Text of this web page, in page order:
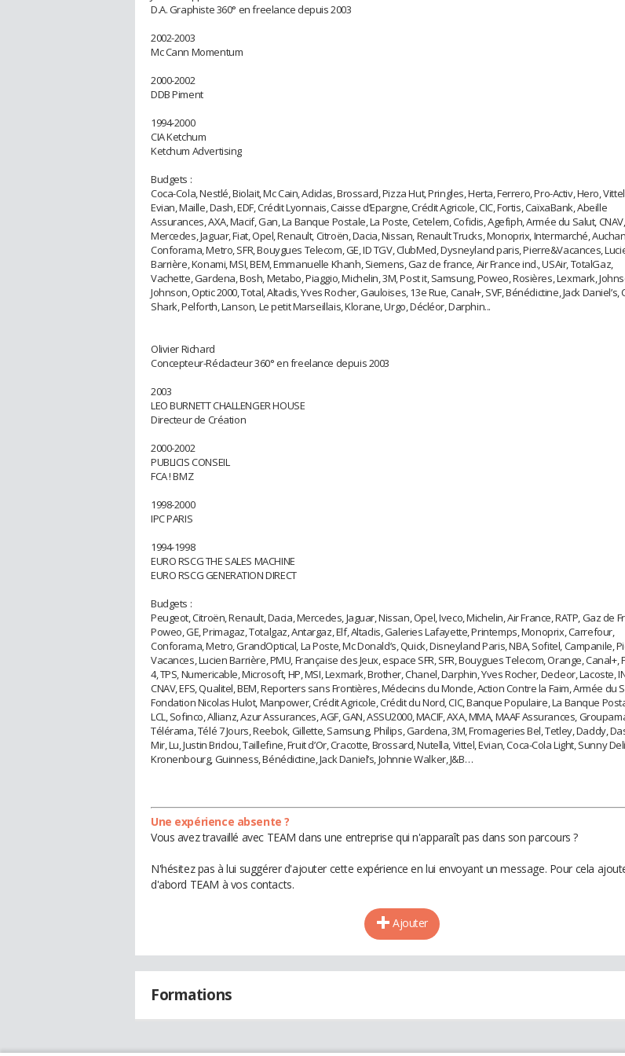
D.A. Graphiste 360° en freelance depuis 2003
2002-2003
Mc Cann Momentum
2000-2002
DDB Piment
1994-2000
CIA Ketchum
Ketchum Advertising
Budgets :
Coca-Cola, Nestlé, Biolait, Mc Cain, Adidas, Brossard, Pizza Hut, Pringles, Herta, Ferrero, Pro-Activ, Hero,
Evian, Maille, Dash, EDF, Crédit Lyonnais, Caisse d’Epargne, Crédit Agricole, CIC, Fortis, CaïxaBank, Abeille
Assurances, AXA, Macif, Gan, La Banque Postale, La Poste, Cetelem, Cofidis, Agefiph, Armée du Salut, CNAV,
Mercedes, Jaguar, Fiat, Opel, Renault, Citroën, Dacia, Nissan, Renault Trucks, Monoprix, Intermarché,
Conforama, Metro, SFR, Bouygues Telecom, GE, ID TGV, ClubMed, Dysneyland paris, Pierre&Vacances,
Barrière, Konami, MSI, BEM, Emmanuelle Khanh, Siemens, Gaz de france, Air France ind., USAir, TotalGaz,
Vachette, Gardena, Bosh, Metabo, Piaggio, Michelin, 3M, Post it, Samsung, Poweo, Rosières, Lexmark,
Johnson, Optic 2000, Total, Altadis, Yves Rocher, Gauloises, 13e Rue, Canal+, SVF, Bénédictine, Jack Daniel’s,
Shark, Pelforth, Lanson, Le petit Marseillais, Klorane, Urgo, Décléor, Darphin...
Olivier Richard
Concepteur-Rédacteur 360° en freelance depuis 2003
2003
LEO BURNETT CHALLENGER HOUSE
Directeur de Création
2000-2002
PUBLICIS CONSEIL
FCA ! BMZ
1998-2000
IPC PARIS
1994-1998
EURO RSCG THE SALES MACHINE
EURO RSCG GENERATION DIRECT
Budgets :
Peugeot, Citroën, Renault, Dacia, Mercedes, Jaguar, Nissan, Opel, Iveco, Michelin, Air France, RATP, Gaz de
Poweo, GE, Primagaz, Totalgaz, Antargaz, Elf, Altadis, Galeries Lafayette, Printemps, Monoprix, Carrefour,
Conforama, Metro, GrandOptical, La Poste, Mc Donald’s, Quick, Disneyland Paris, NBA, Sofitel, Campanile,
Vacances, Lucien Barrière, PMU, Française des Jeux, espace SFR, SFR, Bouygues Telecom, Orange, Canal+,
4, TPS, Numericable, Microsoft, HP, MSI, Lexmark, Brother, Chanel, Darphin, Yves Rocher, Decleor, Lacoste,
CNAV, EFS, Qualitel, BEM, Reporters sans Frontières, Médecins du Monde, Action Contre la Faim, Armée du
Fondation Nicolas Hulot, Manpower, Crédit Agricole, Crédit du Nord, CIC, Banque Populaire, La Banque
LCL, Sofinco, Allianz, Azur Assurances, AGF, GAN, ASSU2000, MACIF, AXA, MMA, MAAF Assurances,
Télérama, Télé 7 Jours, Reebok, Gillette, Samsung, Philips, Gardena, 3M, Fromageries Bel, Tetley, Daddy,
Mir, Lu, Justin Bridou, Taillefine, Fruit d’Or, Cracotte, Brossard, Nutella, Vittel, Evian, Coca-Cola Light, Sunny
Kronenbourg, Guinness, Bénédictine, Jack Daniel’s, Johnnie Walker, J&B…
Une expérience absente ?
Vous avez travaillé avec TEAM dans une entreprise qui n'apparaît pas dans son parcours ?
N'hésitez pas à lui suggérer d'ajouter cette expérience en lui envoyant un message. Pour cela
d'abord TEAM à vos contacts.
Ajouter
Formations